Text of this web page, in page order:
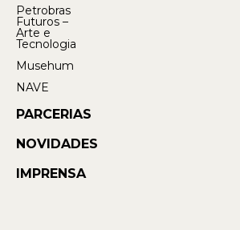
Petrobras
Futuros –
Arte e
Tecnologia
Musehum
NAVE
PARCERIAS
NOVIDADES
IMPRENSA